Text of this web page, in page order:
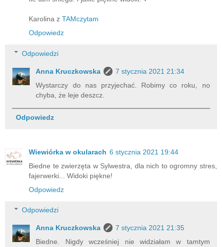
Karolina z TAMczytam
Odpowiedz
Odpowiedzi
Anna Kruczkowska
7 stycznia 2021 21:34
Wystarczy do nas przyjechać. Robimy co roku, no
chyba, że leje deszcz.
Odpowiedz
Wiewiórka w okularach 6 stycznia 2021 19:44
Biedne te zwierzęta w Sylwestra, dla nich to ogromny stres,
fajerwerki... Widoki piękne!
Odpowiedz
Odpowiedzi
Anna Kruczkowska
7 stycznia 2021 21:35
Biedne. Nigdy wcześniej nie widziałam w tamtym